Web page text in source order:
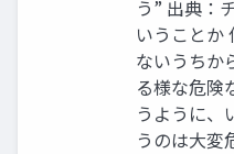
う” 出典：
いうことか
ないうちか
る様な危険
うように、
うのは大変